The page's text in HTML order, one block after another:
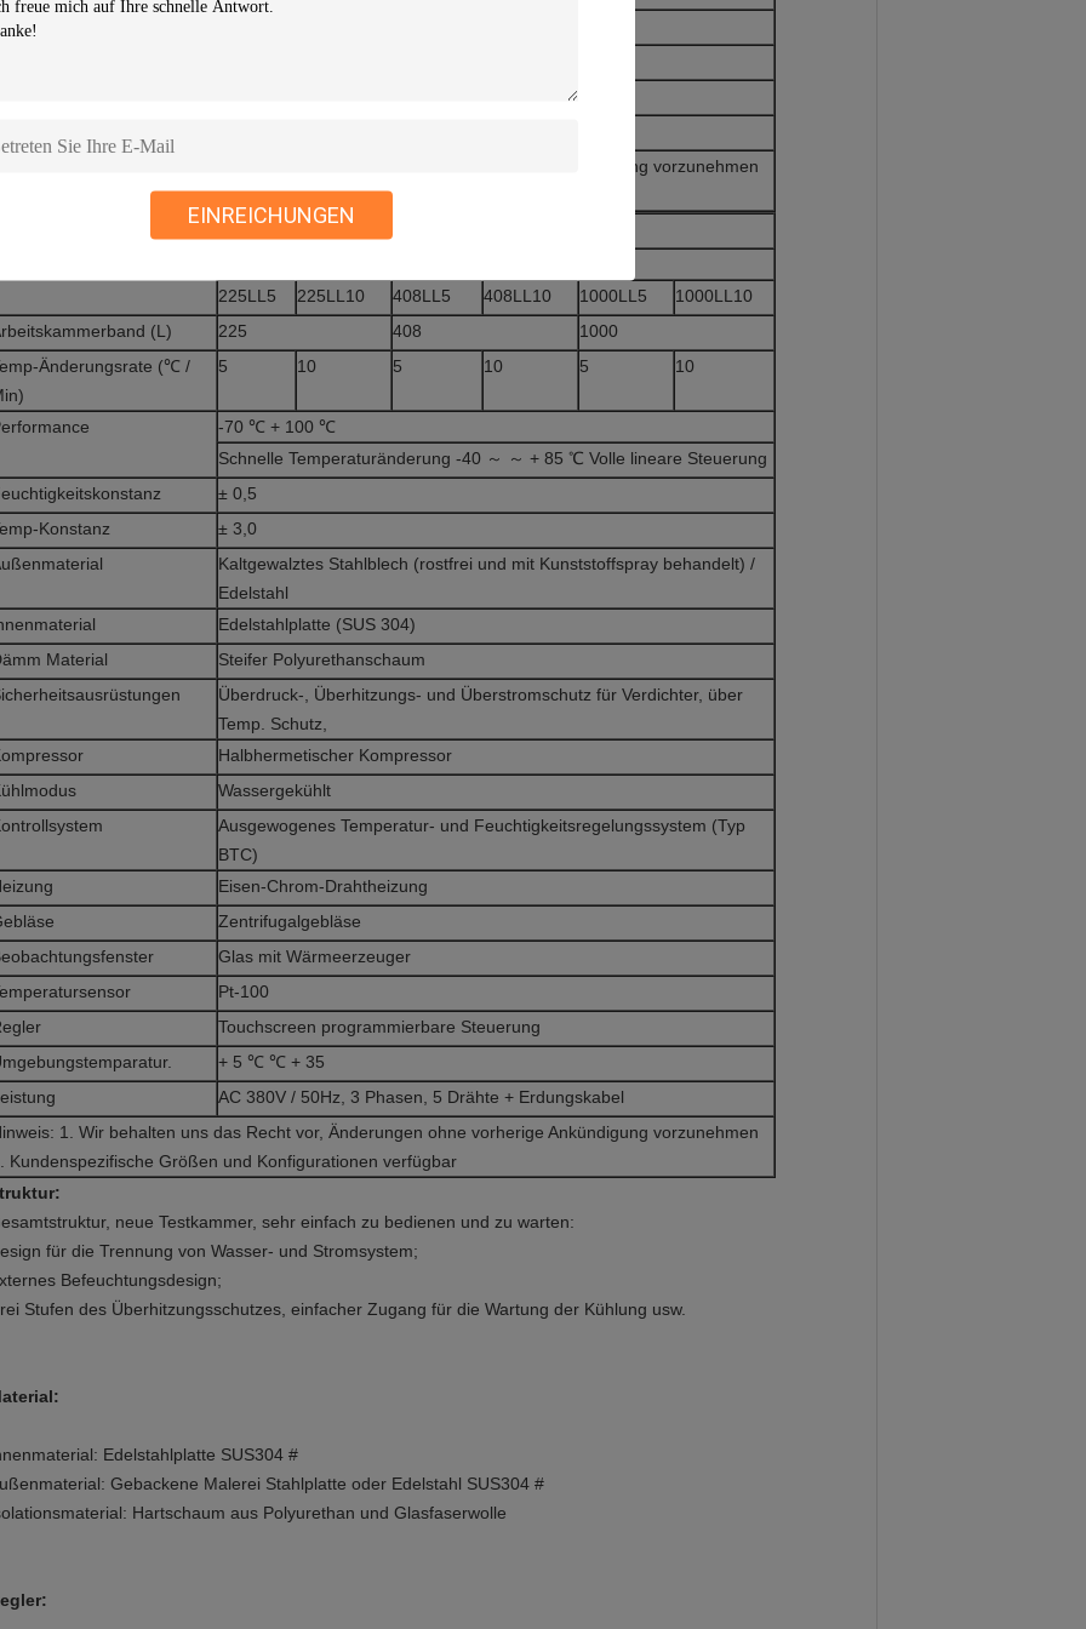
EINREICHUNGEN
Hinweis: 1. Wir behalten uns das Recht vor, Änderungen ohne vorherige Ankündigung vorzunehmen
2. Kundenspezifische Größen und Konfigurationen verfügbar
225LL5
225LL10 408LL5 408LL10 1000LL5
1000LL10
(L)
225 408
1000
Änderungsrate (℃ /
5 10 5 10 5 10
-70 ℃ + 100 ℃
Schnelle Temperaturänderung -40 ～ ～ + 85 ℃ Volle lineare Steuerung
± 0,5
Konstanz
± 3,0
Kaltgewalztes Stahlblech (rostfrei und mit Kunststoffspray behandelt) /
Edelstahl
Edelstahlplatte (SUS 304)
Material
Steifer Polyurethanschaum
Überdruck-, Überhitzungs- und Überstromschutz für Verdichter, über
Temp. Schutz,
Halbhermetischer Kompressor
Wassergekühlt
Ausgewogenes Temperatur- und Feuchtigkeitsregelungssystem (Typ
BTC)
Eisen-Chrom-Drahtheizung
Zentrifugalgebläse
Glas mit Wärmeerzeuger
Pt-100
Touchscreen programmierbare Steuerung
+ 5 ℃ ℃ + 35
AC 380V / 50Hz, 3 Phasen, 5 Drähte + Erdungskabel
1. Wir behalten uns das Recht vor, Änderungen ohne vorherige Ankündigung vorzunehmen
Kundenspezifische Größen und Konfigurationen verfügbar
neue Testkammer, sehr einfach zu bedienen und zu warten:
für die Trennung von Wasser- und Stromsystem;
Befeuchtungsdesign;
Stufen des Überhitzungsschutzes, einfacher Zugang für die Wartung der Kühlung usw.
Edelstahlplatte SUS304 #
Gebackene Malerei Stahlplatte oder Edelstahl SUS304 #
Hartschaum aus Polyurethan und Glasfaserwolle